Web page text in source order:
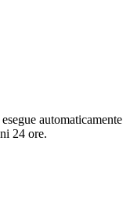
automaticamente
24 ore.